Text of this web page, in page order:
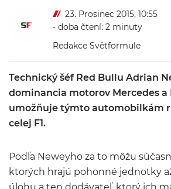
23. Prosinec 2015, 10:55
- doba čtení: 2 minuty
Redakce Světformule
Technický šéf Red Bullu Adrian
dominancia motorov Mercedes a
umožňuje týmto automobilkám
celej F1.
Podľa Neweyho za to môžu
ktorých hrajú pohonné jednotky